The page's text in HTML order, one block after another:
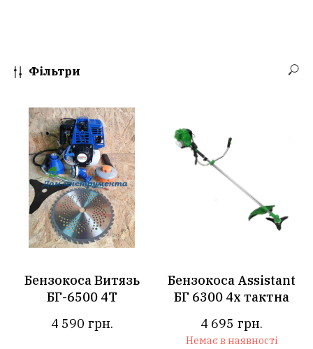
Фільтри
Бензокоса Витязь
БГ-6500 4Т
4 590 грн.
Бензокоса Assistant
БГ 6300 4х тактна
4 695 грн.
Немає в наявності